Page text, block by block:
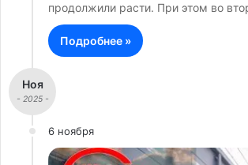
продолжили расти. При этом во
Подробнее »
Ноя
- 2025 -
6 ноября